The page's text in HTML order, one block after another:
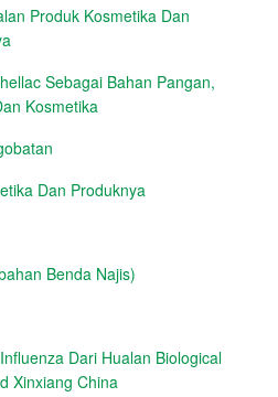
Produk Kosmetika Dan
Sebagai Bahan Pangan,
Kosmetika
Dan Produknya
Benda Najis)
Dari Hualan Biological
Xinxiang China